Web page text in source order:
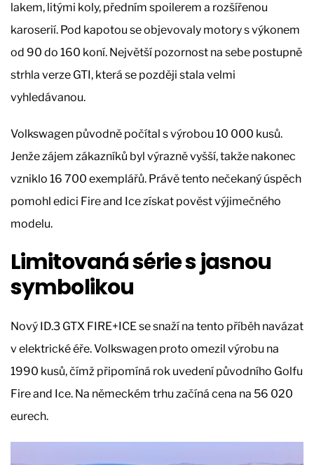
lakem, litými koly, předním spoilerem a rozšířenou
karoserií. Pod kapotou se objevovaly motory s výkonem
od 90 do 160 koní. Největší pozornost na sebe postupně
strhla verze GTI, která se později stala velmi
vyhledávanou.
Volkswagen původně počítal s výrobou 10 000 kusů.
Jenže zájem zákazníků byl výrazně vyšší, takže nakonec
vzniklo 16 700 exemplářů. Právě tento nečekaný úspěch
pomohl edici Fire and Ice získat pověst výjimečného
modelu.
Limitovaná série s jasnou
symbolikou
Nový ID.3 GTX FIRE+ICE se snaží na tento příběh navázat
v elektrické éře. Volkswagen proto omezil výrobu na
1990 kusů, čímž připomíná rok uvedení původního Golfu
Fire and Ice. Na německém trhu začíná cena na 56 020
eurech.